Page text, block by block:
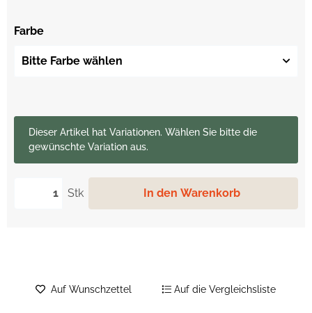
Farbe
Bitte Farbe wählen
Stk In den Warenkorb
xDieser Artikel hat Variationen. Wählen Sie bitte die
gewünschte Variation aus.
Auf Wunschzettel Auf die Vergleichsliste